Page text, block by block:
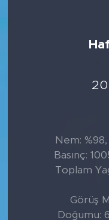
Nem: %98,
Basınç:
Toplam
Görüş
Doğumu: